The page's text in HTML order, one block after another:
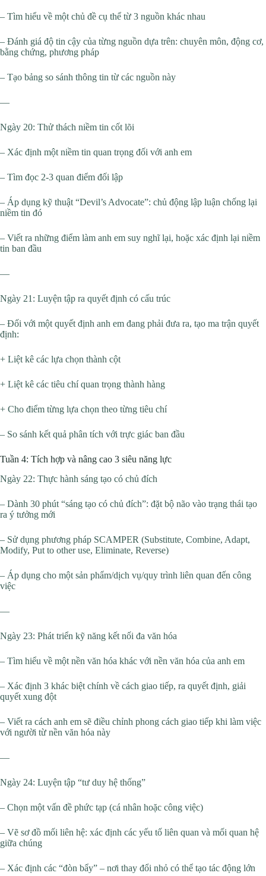
– Tìm hiểu về một chủ đề cụ thể từ 3 nguồn khác nhau
– Đánh giá độ tin cậy của từng nguồn dựa trên: chuyên môn, động cơ,
bằng chứng, phương pháp
– Tạo bảng so sánh thông tin từ các nguồn này
—
Ngày 20: Thử thách niềm tin cốt lõi
– Xác định một niềm tin quan trọng đối với anh em
– Tìm đọc 2-3 quan điểm đối lập
– Áp dụng kỹ thuật “Devil’s Advocate”: chủ động lập luận chống lại
niềm tin đó
– Viết ra những điểm làm anh em suy nghĩ lại, hoặc xác định lại niềm
tin ban đầu
—
Ngày 21: Luyện tập ra quyết định có cấu trúc
– Đối với một quyết định anh em đang phải đưa ra, tạo ma trận quyết
định:
+ Liệt kê các lựa chọn thành cột
+ Liệt kê các tiêu chí quan trọng thành hàng
+ Cho điểm từng lựa chọn theo từng tiêu chí
– So sánh kết quả phân tích với trực giác ban đầu
Tuần 4: Tích hợp và nâng cao 3 siêu năng lực
Ngày 22: Thực hành sáng tạo có chủ đích
– Dành 30 phút “sáng tạo có chủ đích”: đặt bộ não vào trạng thái tạo
ra ý tưởng mới
– Sử dụng phương pháp SCAMPER (Substitute, Combine, Adapt,
Modify, Put to other use, Eliminate, Reverse)
– Áp dụng cho một sản phẩm/dịch vụ/quy trình liên quan đến công
việc
—
Ngày 23: Phát triển kỹ năng kết nối đa văn hóa
– Tìm hiểu về một nền văn hóa khác với nền văn hóa của anh em
– Xác định 3 khác biệt chính về cách giao tiếp, ra quyết định, giải
quyết xung đột
– Viết ra cách anh em sẽ điều chỉnh phong cách giao tiếp khi làm việc
với người từ nền văn hóa này
—
Ngày 24: Luyện tập “tư duy hệ thống”
– Chọn một vấn đề phức tạp (cá nhân hoặc công việc)
– Vẽ sơ đồ mối liên hệ: xác định các yếu tố liên quan và mối quan hệ
giữa chúng
– Xác định các “đòn bẩy” – nơi thay đổi nhỏ có thể tạo tác động lớn